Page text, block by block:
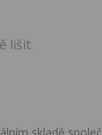
lišit.
skladě